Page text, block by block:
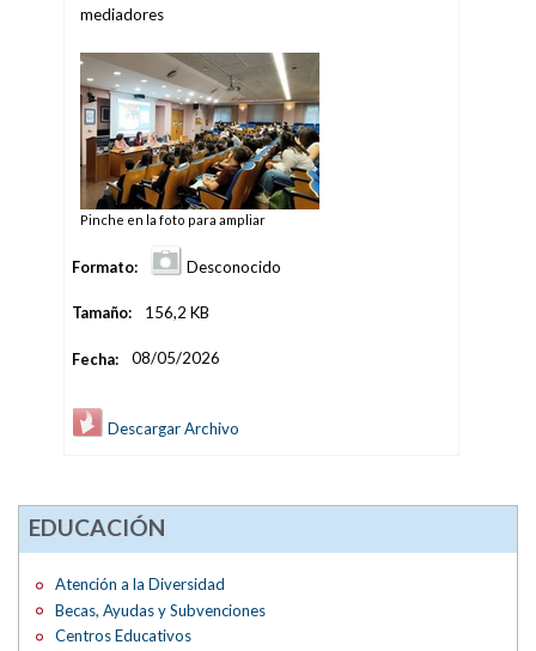
mediadores
Pinche en la foto para ampliar
Formato: Desconocido
Tamaño: 156,2 KB
Fecha: 08/05/2026
Descargar Archivo
EDUCACIÓN
Atención a la Diversidad
Becas, Ayudas y Subvenciones
Centros Educativos